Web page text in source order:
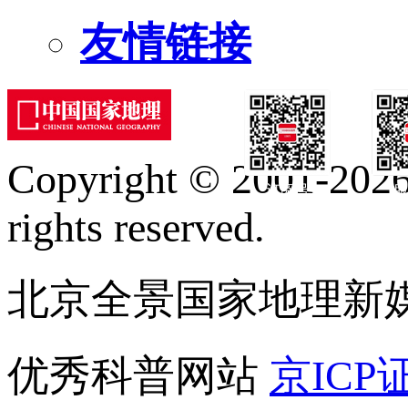
友情链接
订阅号
Copyright © 2001-
rights reserved.
北京全景国家地理新
优秀科普网站 京ICP